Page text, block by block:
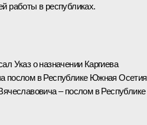
работы в республиках.
Указ о назначении Каргиева
послом в Республике Южная Осетия
– послом в Республике